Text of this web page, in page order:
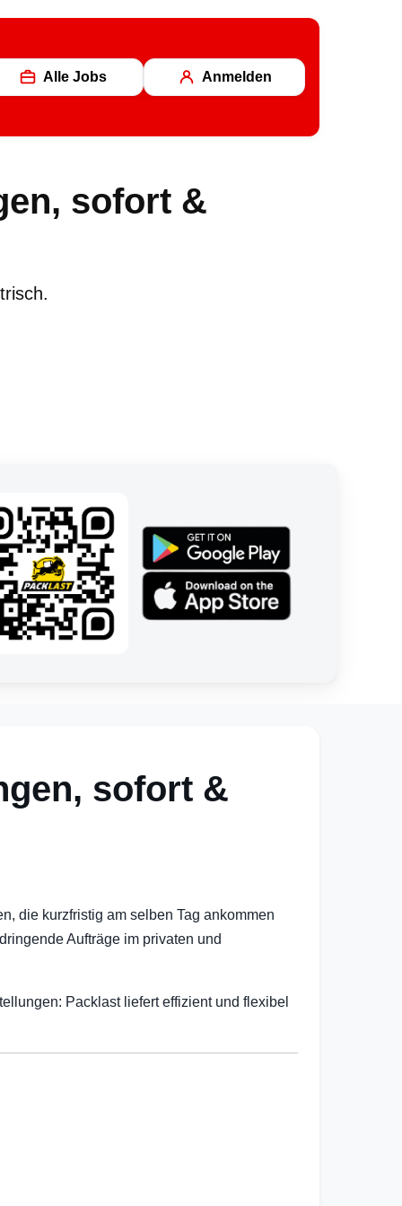
Alle Jobs Anmelden
sofort &
sofort &
die kurzfristig am selben Tag ankommen
Aufträge im privaten und
Packlast liefert effizient und flexibel